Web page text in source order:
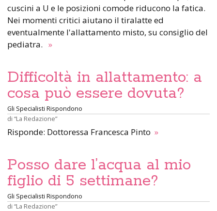
cuscini a U e le posizioni comode riducono la fatica.
Nei momenti critici aiutano il tiralatte ed
eventualmente l'allattamento misto, su consiglio del
pediatra. »
Difficoltà in allattamento: a
cosa può essere dovuta?
Gli Specialisti Rispondono
di “La Redazione”
Risponde: Dottoressa Francesca Pinto »
Posso dare l’acqua al mio
figlio di 5 settimane?
Gli Specialisti Rispondono
di “La Redazione”